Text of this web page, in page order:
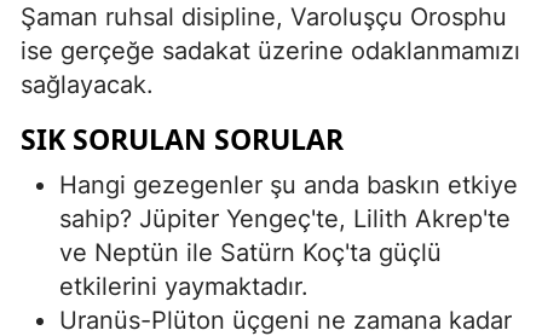
Şaman ruhsal disipline, Varoluşçu Orosphu
ise gerçeğe sadakat üzerine odaklanmamızı
sağlayacak.
SIK SORULAN SORULAR
Hangi gezegenler şu anda baskın etkiye
sahip? Jüpiter Yengeç'te, Lilith Akrep'te
ve Neptün ile Satürn Koç'ta güçlü
etkilerini yaymaktadır.
Uranüs-Plüton üçgeni ne zamana kadar